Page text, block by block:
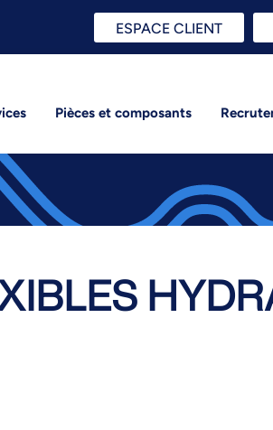
ESPACE CLIENT
Pièces et composants